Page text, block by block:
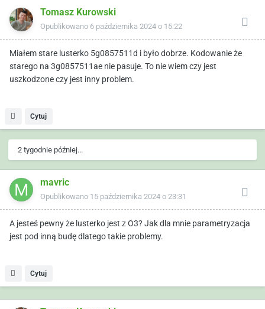
Tomasz Kurowski
Opublikowano 6 października 2024 o 15:22
Miałem stare lusterko 5g0857511d i było dobrze. Kodowanie że
starego na 3g0857511ae nie pasuje. To nie wiem czy jest
uszkodzone czy jest inny problem.
Cytuj
2 tygodnie później...
mavric
Opublikowano 15 października 2024 o 23:31
A jesteś pewny że lusterko jest z O3? Jak dla mnie parametryzacja
jest pod inną budę dlatego takie problemy.
Cytuj